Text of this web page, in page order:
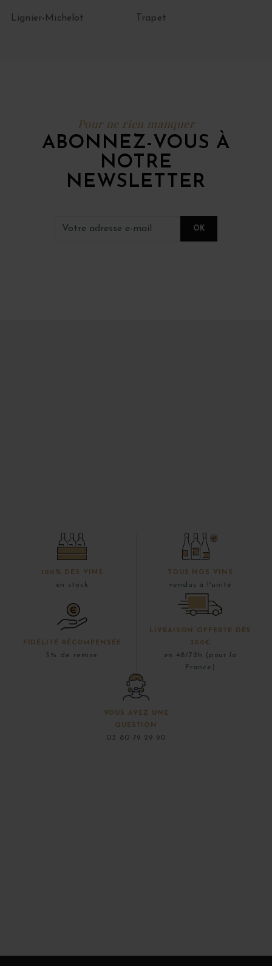
Lignier-Michelot Trapet
Pour ne rien manquer
ABONNEZ-VOUS À
NOTRE
NEWSLETTER
100% DES VINS
en stock
TOUS NOS VINS
vendus à l'unité
FIDÉLITÉ RÉCOMPENSÉE
5% de remise
LIVRAISON OFFERTE DÈS
300€
en 48/72h (pour la
France)
VOUS AVEZ UNE
QUESTION
03 80 79 29 90